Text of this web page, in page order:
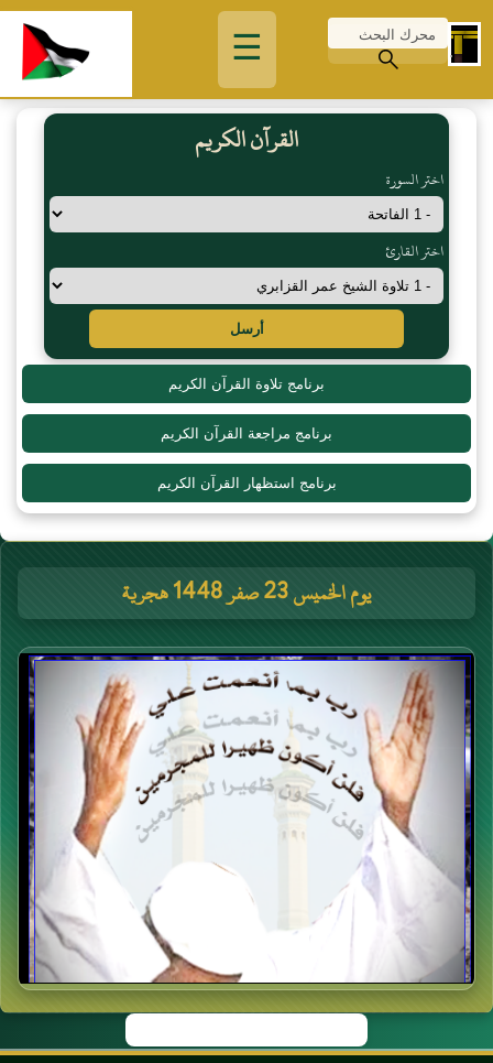
☰
القرآن الكريم
اختر السورة
اختر القارئ
أرسل
برنامج تلاوة القرآن الكريم
برنامج مراجعة القرآن الكريم
برنامج استظهار القرآن الكريم
يوم الخميس 23 صفر 1448 هجرية